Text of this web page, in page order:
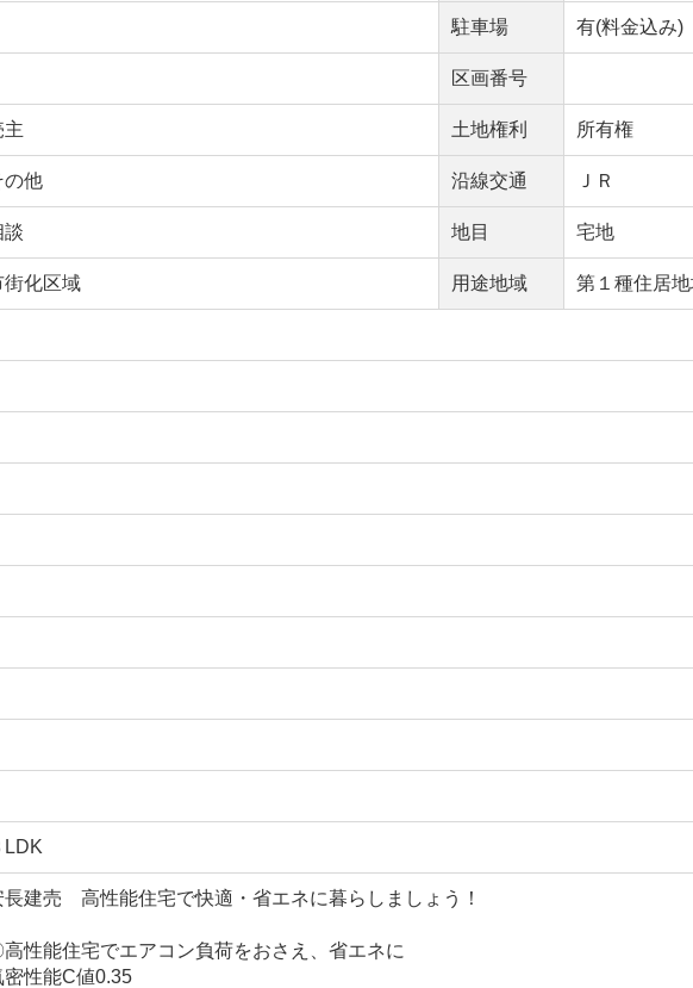
駐車場 有(料金込み)
区画番号
主 土地権利 所有権
の他 沿線交通 ＪＲ
談 地目 宅地
街化区域 用途地域 第１種住居
LDK
長建売 高性能住宅で快適・省エネに暮らしましょう！
高性能住宅でエアコン負荷をおさえ、省エネに
密性能C値0.35